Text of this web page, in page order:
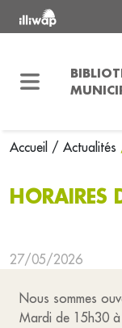
Accueil / Actualités
HORAIRES
27/05/2026
Nous sommes
Mardi de 15h30